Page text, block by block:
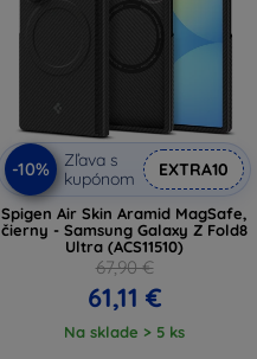
-10%
Zľava s
kupónom
EXTRA10
Spigen Air Skin Aramid MagSafe,
čierny - Samsung Galaxy Z Fold8
Ultra (ACS11510)
67,90 €
61,11 €
Na sklade > 5 ks